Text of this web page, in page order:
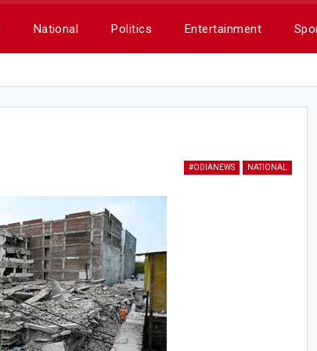
National Politics Entertainment
#ODIANEWS NATIONAL